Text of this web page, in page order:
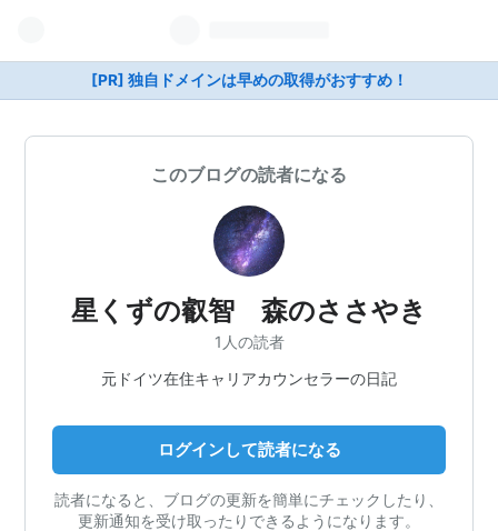
[PR] 独自ドメインは早めの取得がおすすめ！
このブログの読者になる
星くずの叡智 森のささやき
1人の読者
元ドイツ在住キャリアカウンセラーの日記
ログインして読者になる
読者になると、ブログの更新を簡単にチェックしたり、
更新通知を受け取ったりできるようになります。